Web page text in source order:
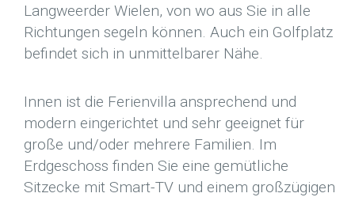
Langweerder Wielen, von wo aus Sie in alle
Richtungen segeln können. Auch ein Golfplatz
befindet sich in unmittelbarer Nähe.
Innen ist die Ferienvilla ansprechend und
modern eingerichtet und sehr geeignet für
große und/oder mehrere Familien. Im
Erdgeschoss finden Sie eine gemütliche
Sitzecke mit Smart-TV und einem großzügigen